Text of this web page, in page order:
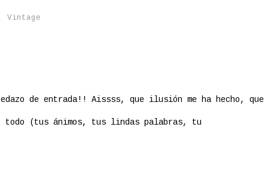
Vintage
pedazo de entrada!! Aissss, que ilusión me ha hecho, que
todo (tus ánimos, tus lindas palabras, tu